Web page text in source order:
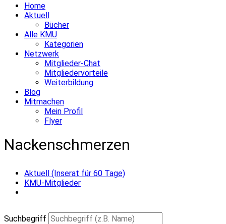
Home
Aktuell
Bücher
Alle KMU
Kategorien
Netzwerk
Mitglieder-Chat
Mitgliedervorteile
Weiterbildung
Blog
Mitmachen
Mein Profil
Flyer
Nackenschmerzen
Aktuell (Inserat für 60 Tage)
KMU-Mitglieder
Suchbegriff